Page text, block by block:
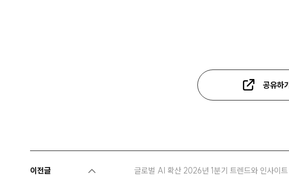
공유하
이전글 글로벌 AI 확산 2026년 1분기 트렌드와 인사이